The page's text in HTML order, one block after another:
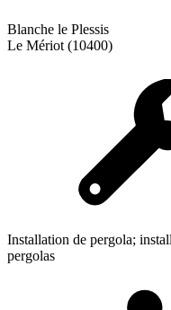
Blanche le Plessis
Le Mériot (10400)
Installation de pergola;
pergolas